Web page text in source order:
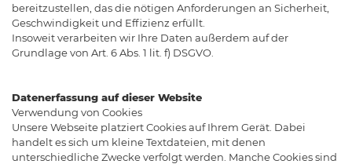
bereitzustellen, das die nötigen Anforderungen an Sicherheit,
Geschwindigkeit und Effizienz erfüllt.
Insoweit verarbeiten wir Ihre Daten außerdem auf der
Grundlage von Art. 6 Abs. 1 lit. f) DSGVO.
Datenerfassung auf dieser Website
Verwendung von Cookies
Unsere Webseite platziert Cookies auf Ihrem Gerät. Dabei
handelt es sich um kleine Textdateien, mit denen
unterschiedliche Zwecke verfolgt werden. Manche Cookies sind